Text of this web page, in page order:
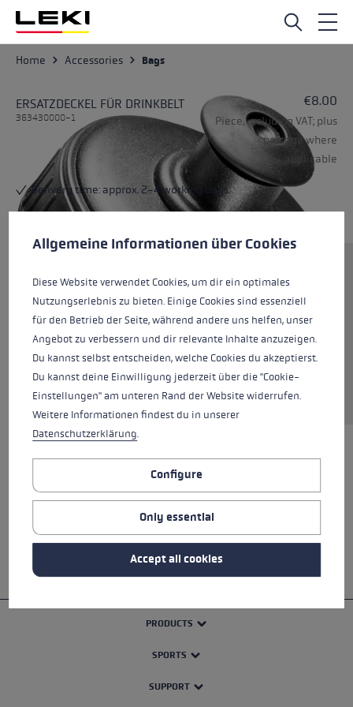
Skip to main content
Home Accessories Bags
ERSATZDECKEL FÜR DRINKBELT
363430000-1
€8.00
Piece, including VAT; plus
postage where
applicable
Delivery time: approx. 2-4 working days
Colours black
SAFETY INSTRUCTIONS
PRODUCTS
SPORTS
SUPPORT
Cookie preferences
This website uses cookies to give you the best possible experience.
Allgemeine Informationen über Cookies
Diese Website verwendet Cookies, um dir ein optimales
Nutzungserlebnis zu bieten. Einige Cookies sind essenziell
für den Betrieb der Seite, während andere uns helfen, unser
Angebot zu verbessern und dir relevante Inhalte anzuzeigen.
Du kannst selbst entscheiden, welche Cookies du akzeptierst.
Du kannst deine Einwilligung jederzeit über die "Cookie-
Einstellungen" am unteren Rand der Website widerrufen.
Weitere Informationen findest du in unserer
Datenschutzerklärung.
Configure
Only essential
Accept all cookies